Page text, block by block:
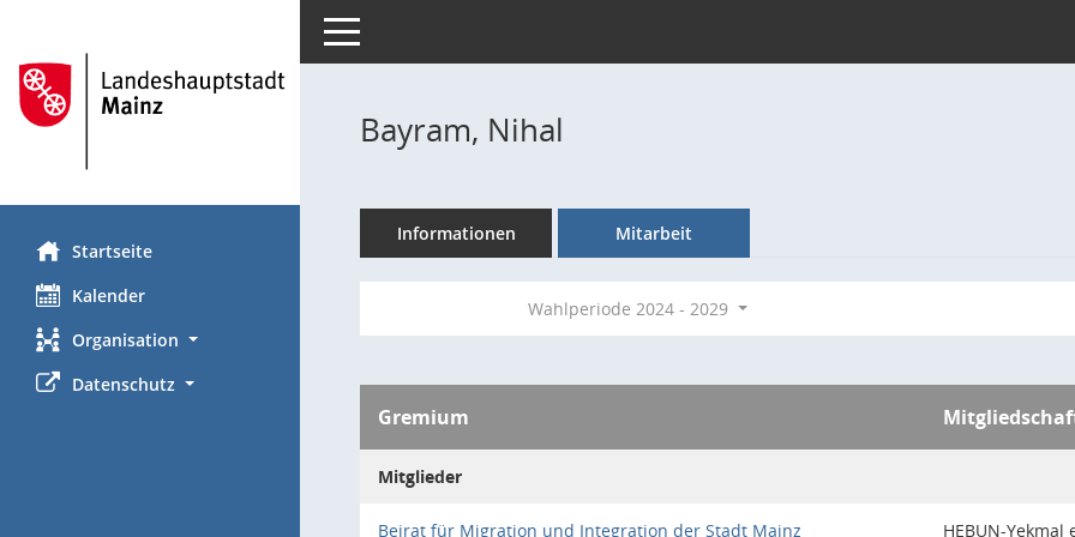
Startseite
Kalender
Organisation
Datenschutz
Toggle navigation
Bayram, Nihal
Informationen Mitarbeit
Wahlperiode 2024 - 2029
Gremium
Mitglieder
Beirat für Migration und Integration der Stadt Mainz HEBUN-Yekmal